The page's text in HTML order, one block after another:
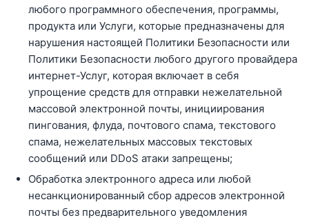
любого программного обеспечения, программы,
продукта или Услуги, которые предназначены для
нарушения настоящей Политики Безопасности или
Политики Безопасности любого другого провайдера
интернет-Услуг, которая включает в себя
упрощение средств для отправки нежелательной
массовой электронной почты, инициирования
пингования, флуда, почтового спама, текстового
спама, нежелательных массовых текстовых
сообщений или DDoS атаки запрещены;
Обработка электронного адреса или любой
несанкционированный сбор адресов электронной
почты без предварительного уведомления